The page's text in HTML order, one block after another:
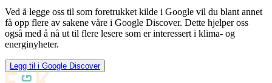
Ved å legge oss til som foretrukket kilde i Google vil du blant annet
få opp flere av sakene våre i Google Discover. Dette hjelper oss
også med å nå ut til flere lesere som er interessert i klima- og
energinyheter.
Legg til i Google Discover